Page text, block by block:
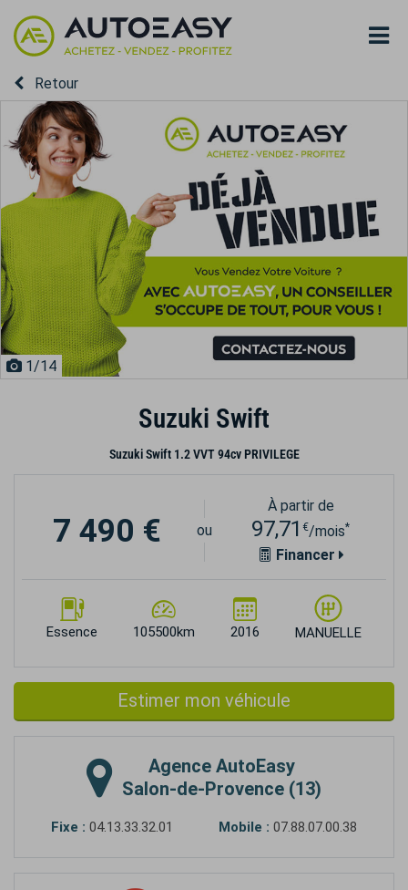
Retour
1/14
Suzuki Swift
Suzuki Swift 1.2 VVT 94cv PRIVILEGE
Essence 105500km 2016 MANUELLE
7 490 € ou
À partir de
97,71€/mois*
Financer
Estimer mon véhicule
Agence AutoEasy
Salon-de-Provence (13)
Fixe : 04.13.33.32.01 Mobile : 07.88.07.00.38